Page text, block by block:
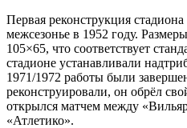
Первая реконструкция
межсезонье в 1952 году.
105×65, что соответствует
стадионе устанавливали
1971/1972 работы были
реконструировали, он обрёл
открылся матчем между
«Атлетико».